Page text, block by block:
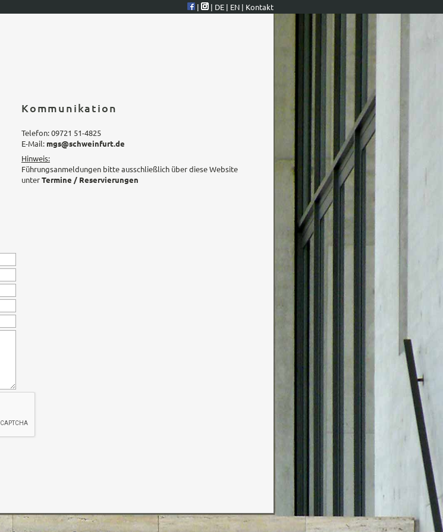
| | DE | EN | Kontakt
Kommunikation
Telefon: 09721 51-4825
E-Mail: mgs@schweinfurt.de
Hinweis:
Führungsanmeldungen bitte ausschließlich über diese Website
unterTermine / Reservierungen